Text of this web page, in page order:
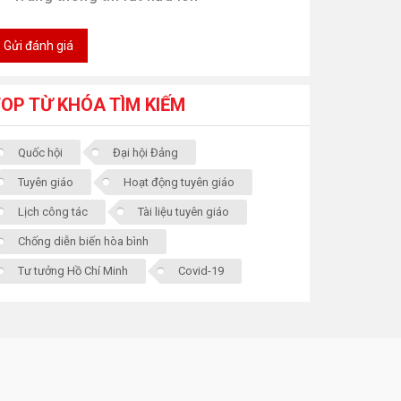
Gửi đánh giá
TỪ KHÓA TÌM KIẾM
Quốc hội Đại hội Đảng
Tuyên giáo Hoạt động tuyên giáo
Lịch công tác Tài liệu tuyên giáo
Chống diễn biến hòa bình
Tư tưởng Hồ Chí Minh Covid-19